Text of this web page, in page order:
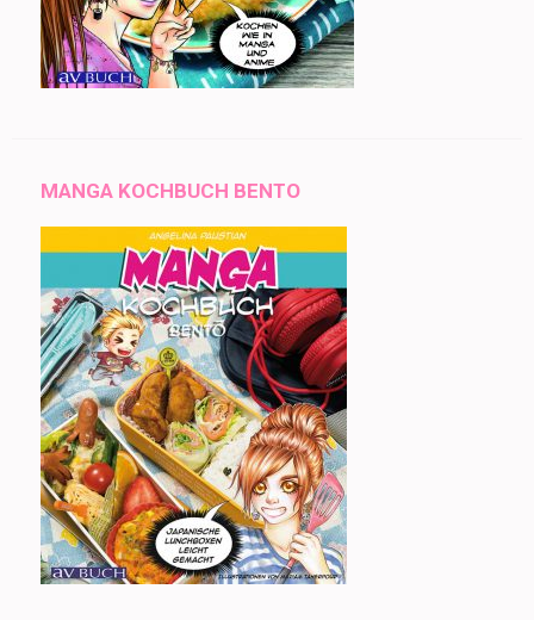
MANGA KOCHBUCH BENTO